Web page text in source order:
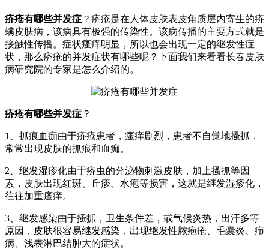
疥疮有哪些并发症 ？疥疮是在人体皮肤表皮角质层内寄生的疥
螨皮肤病，该病具有极强的传染性。该病传播的主要方式就是
接触性传播。症状瘙痒明显，所以也会出现一定的继发性症
状，那么疥疮的并发症状有哪些呢？下面我们来看看长春皮肤
病研究院的专家是怎么介绍的。
疥疮有哪些并发症 ？
1、抓痕血痂由于疥疮患者，瘙痒剧烈，患者不自觉地搔抓，
常常出现皮肤的抓痕和血痂。
2、继发湿疹化由于疥虫的分泌物刺激皮肤，加上搔抓等因
素，皮肤出现红斑、丘疹、水疱等损害，这就是继发湿疹化，
往往加重瘙痒。
3、继发感染由于搔抓，卫生条件差，或气候炎热，出汗多等
原因，皮肤很容易继发感染，出现继发性脓疱疮、毛囊炎、疖
病、浅表淋巴结肿大的症状。